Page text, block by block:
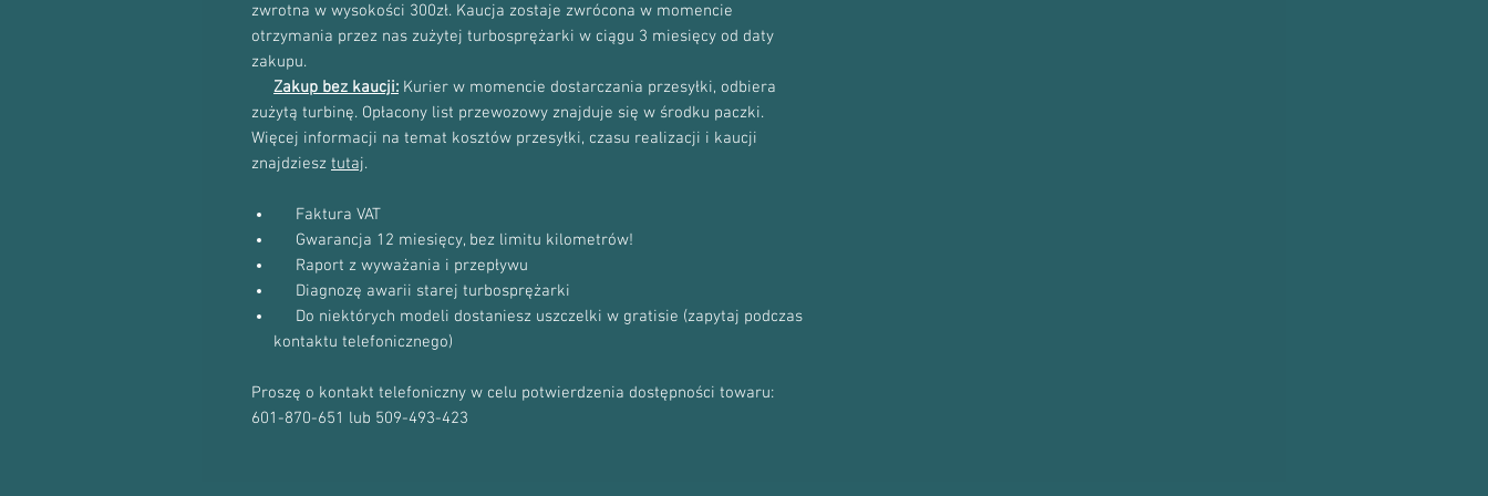
zwrotna w wysokości 300zł. Kaucja zostaje zwrócona w momencie
otrzymania przez nas zużytej turbosprężarki w ciągu 3 miesięcy od daty
zakupu.
Zakup bez kaucji: Kurier w momencie dostarczania przesyłki, odbiera
zużytą turbinę. Opłacony list przewozowy znajduje się w środku paczki.
Więcej informacji na temat kosztów przesyłki, czasu realizacji i kaucji
znajdziesz tutaj.
Faktura VAT
Gwarancja 12 miesięcy, bez limitu kilometrów!
Raport z wyważania i przepływu
Diagnozę awarii starej turbosprężarki
Do niektórych modeli dostaniesz uszczelki w gratisie (zapytaj podczas
kontaktu telefonicznego)
Proszę o kontakt telefoniczny w celu potwierdzenia dostępności towaru:
601-870-651 lub 509-493-423